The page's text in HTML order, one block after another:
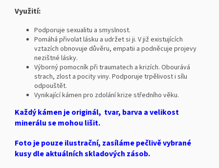
Využití:
Podporuje sexualitu a smyslnost.
Pomáhá přivolat lásku a udržet si ji. V již existujících
vztazích obnovuje důvěru, empatii a podněcuje projevy
nezištné lásky.
Výborný pomocník při traumatech a krizích. Obourává
strach, zlost a pocity viny. Podporuje trpělivost i sílu
odpouštět.
Vynikající kámen pro zdolání krize středního věku.
Každý kámen je originál, tvar, barva a velikost
minerálu se mohou lišit.
Foto je pouze ilustrační, zasíláme pečlivě vybrané
kusy dle aktuálních skladových zásob.